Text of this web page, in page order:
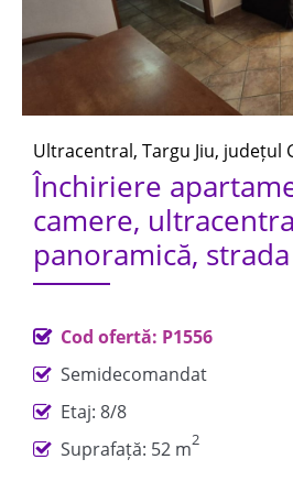
Ultracentral, Targu Jiu, județul
Închiriere
camere,
panoramică,
Cod ofertă: P1556
Semidecomandat
Etaj: 8/8
Suprafață: 52 m2